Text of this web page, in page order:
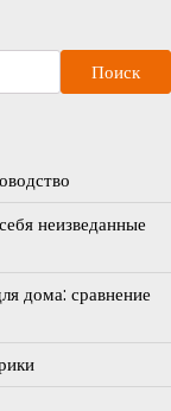
Поиск
неизведанные
дома: сравнение